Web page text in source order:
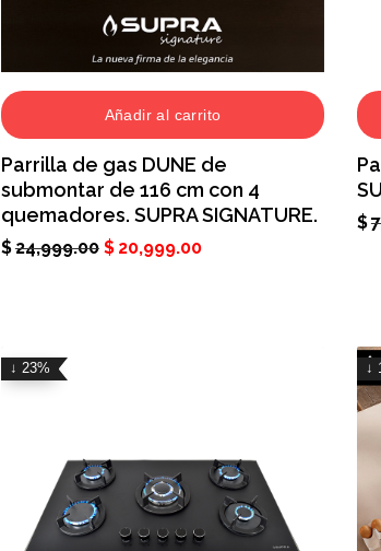
Añadir al carrito
Parrilla de gas DUNE de
submontar de 116 cm con 4
quemadores. SUPRA SIGNATURE.
$24,999.00 $ 20,999.00
$
↓ 23% ↓